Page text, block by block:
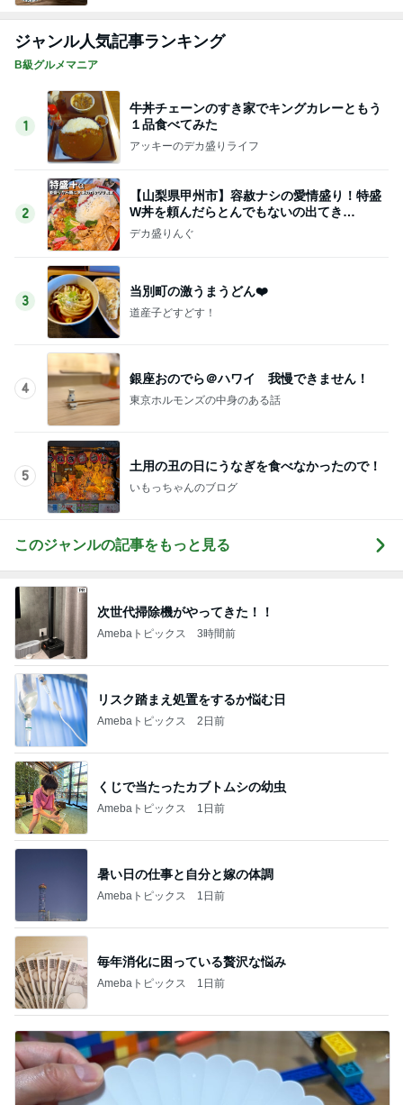
ジャンル人気記事ランキング
B級グルメマニア
1
牛丼チェーンのすき家でキングカレーともう
１品食べてみた
アッキーのデカ盛りライフ
2
【山梨県甲州市】容赦ナシの愛情盛り！特盛
W丼を頼んだらとんでもないの出てき
た…！〜花藤食堂さん〜
デカ盛りんぐ
3
当別町の激うまうどん❤️
道産子どすどす！
4
銀座おのでら＠ハワイ 我慢できません！
東京ホルモンズの中身のある話
5
土用の丑の日にうなぎを食べなかったので！
いもっちゃんのブログ
このジャンルの記事をもっと見る
次世代掃除機がやってきた！！
Amebaトピックス 3時間前
リスク踏まえ処置をするか悩む日
Amebaトピックス 2日前
くじで当たったカブトムシの幼虫
Amebaトピックス 1日前
暑い日の仕事と自分と嫁の体調
Amebaトピックス 1日前
毎年消化に困っている贅沢な悩み
Amebaトピックス 1日前